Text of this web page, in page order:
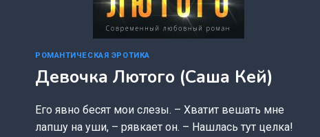
РОМАНТИЧЕСКАЯ ЭРОТИКА
Девочка Лютого (Саша Кей)
Его явно бесят мои слезы. – Хватит вешать мне
лапшу на уши, – рявкает он. – Нашлась тут целка!